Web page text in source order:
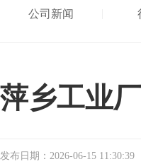
公司新闻
萍乡工业
发布日期：2026-06-15 11:30:39